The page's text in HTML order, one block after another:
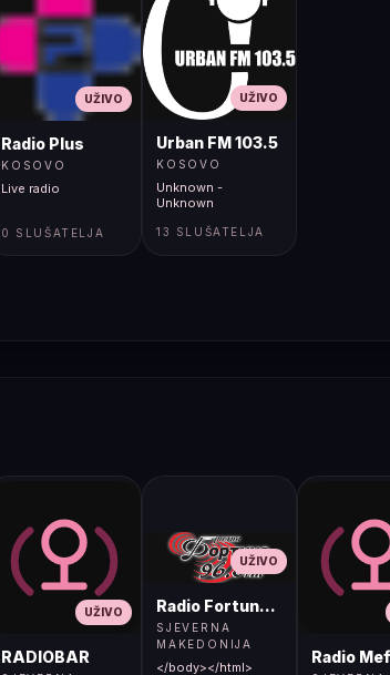
UŽIVO
Radio Plus
KOSOVO
Live radio
0 SLUŠATELJA
UŽIVO
Urban FM 103.5
KOSOVO
Unknown -
Unknown
13 SLUŠATELJA
UŽIVO
RADIOBAR
UŽIVO
Radio Fortuna 96.8 FM
SJEVERNA
MAKEDONIJA
</body></html>
Radio